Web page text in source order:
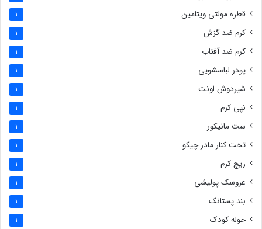
قطره مولتی ویتامین 1
کرم ضد گزش 1
کرم ضد آفتاب 1
پودر لباسشویی 1
شیردوش اونت 1
نپی کرم 1
ست مانیکور 1
تخت کنار مادر چیکو 1
ریچ کرم 1
عروسک پولیشی 1
بند پستانک 1
حوله کودک 1